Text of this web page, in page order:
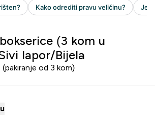
(3 kom u
lapor/Bijela
od 3 kom)